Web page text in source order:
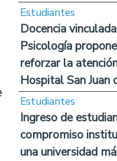
Estudiantes
Docencia
Psicología
reforzar la
Hospital San Juan
Estudiantes
Ingreso de
compromiso
una universidad